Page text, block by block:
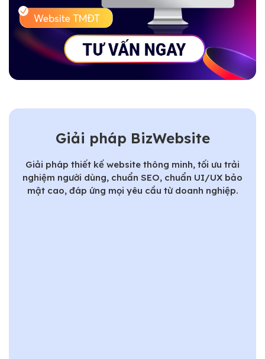
Giải pháp BizWebsite
Giải pháp thiết kế website thông minh, tối ưu trải
nghiệm người dùng, chuẩn SEO, chuẩn UI/UX bảo
mật cao, đáp ứng mọi yêu cầu từ doanh nghiệp.